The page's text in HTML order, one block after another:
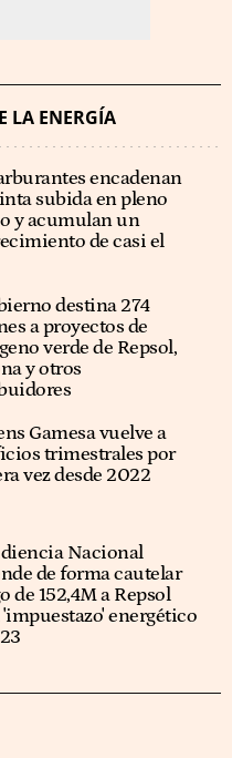
LA ENERGÍA
encadenan
subida en pleno
y acumulan un
de casi el
destina 274
a proyectos de
verde de Repsol,
y otros
Gamesa vuelve a
trimestrales por
vez desde 2022
Nacional
de forma cautelar
de 152,4M a Repsol
energético